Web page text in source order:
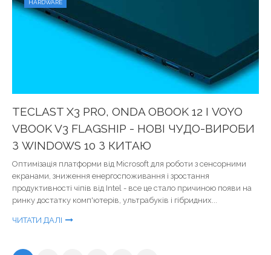
HARDWARE
TECLAST X3 PRO, ONDA OBOOK 12 І VOYO
VBOOK V3 FLAGSHIP - НОВІ ЧУДО-ВИРОБИ
З WINDOWS 10 З КИТАЮ
Оптимізація платформи від Microsoft для роботи з сенсорними
екранами, зниження енергоспоживання і зростання
продуктивності чіпів від Intel - все це стало причиною появи на
ринку достатку комп'ютерів, ультрабуків і гібридних...
ЧИТАТИ ДАЛІ